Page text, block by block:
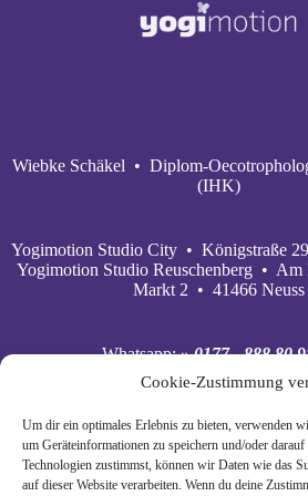
Cookie-Zustimmung
Um dir ein optimales Erlebnis zu bieten, verwenden
um Geräteinformationen zu speichern und/oder
Technologien zustimmst, können wir Daten wie das
auf dieser Website verarbeiten. Wenn du deine
Wiebke Schäkel • Diplom-
(IHK)
Yogimotion Studio City • Königstraße
Yogimotion Studio Reuschenberg • Am
Markt 2 • 41466 Neuss
Whatsapp:» 0177 - 888 80
Mobil:
» 0177 - 888 80 98
E‑Mail:»
Youtube:» yogimotion• XING:»